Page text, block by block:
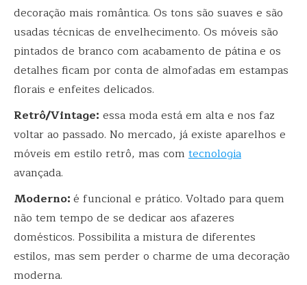
decoração mais romântica. Os tons são suaves e são
usadas técnicas de envelhecimento. Os móveis são
pintados de branco com acabamento de pátina e os
detalhes ficam por conta de almofadas em estampas
florais e enfeites delicados.
Retrô/Vintage: essa moda está em alta e nos faz
voltar ao passado. No mercado, já existe aparelhos e
móveis em estilo retrô, mas com tecnologia
avançada.
Moderno:é funcional e prático. Voltado para quem
não tem tempo de se dedicar aos afazeres
domésticos. Possibilita a mistura de diferentes
estilos, mas sem perder o charme de uma decoração
moderna.